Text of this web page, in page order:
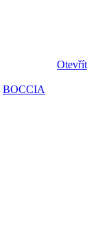
Otevřít
BOCCIA